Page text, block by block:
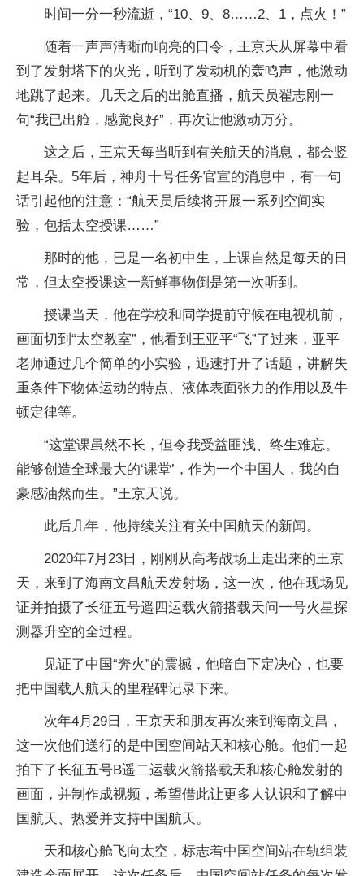
时间一分一秒流逝，“10、9、8……2、1，点火！”
随着一声声清晰而响亮的口令，王京天从屏幕中看
到了发射塔下的火光，听到了发动机的轰鸣声，他激动
地跳了起来。几天之后的出舱直播，航天员翟志刚一
句“我已出舱，感觉良好”，再次让他激动万分。
这之后，王京天每当听到有关航天的消息，都会竖
起耳朵。5年后，神舟十号任务官宣的消息中，有一句
话引起他的注意：“航天员后续将开展一系列空间实
验，包括太空授课……”
那时的他，已是一名初中生，上课自然是每天的日
常，但太空授课这一新鲜事物倒是第一次听到。
授课当天，他在学校和同学提前守候在电视机前，
画面切到“太空教室”，他看到王亚平“飞”了过来，亚平
老师通过几个简单的小实验，迅速打开了话题，讲解失
重条件下物体运动的特点、液体表面张力的作用以及牛
顿定律等。
“这堂课虽然不长，但令我受益匪浅、终生难忘。
能够创造全球最大的‘课堂’，作为一个中国人，我的自
豪感油然而生。”王京天说。
此后几年，他持续关注有关中国航天的新闻。
2020年7月23日，刚刚从高考战场上走出来的王京
天，来到了海南文昌航天发射场，这一次，他在现场见
证并拍摄了长征五号遥四运载火箭搭载天问一号火星探
测器升空的全过程。
见证了中国“奔火”的震撼，他暗自下定决心，也要
把中国载人航天的里程碑记录下来。
次年4月29日，王京天和朋友再次来到海南文昌，
这一次他们送行的是中国空间站天和核心舱。他们一起
拍下了长征五号B遥二运载火箭搭载天和核心舱发射的
画面，并制作成视频，希望借此让更多人认识和了解中
国航天、热爱并支持中国航天。
天和核心舱飞向太空，标志着中国空间站在轨组装